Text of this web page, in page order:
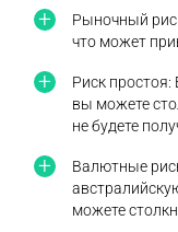
Рыночный
что может
Риск простоя:
вы можете
не будете
Валютные
можете